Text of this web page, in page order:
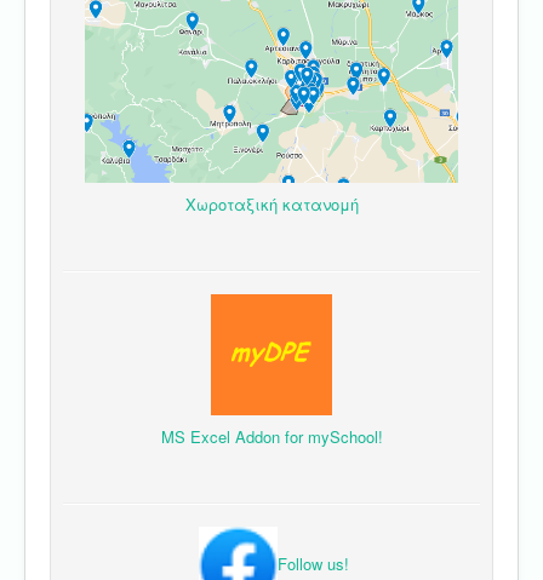
Χωροταξική κατανομή
MS Excel Addon for mySchool!
Follow us!